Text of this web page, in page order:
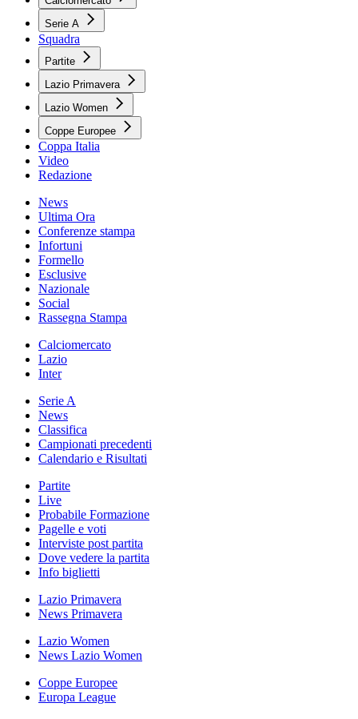
Serie A
Squadra
Partite
Lazio Primavera
Lazio Women
Coppe Europee
Coppa Italia
Video
Redazione
News
Ultima Ora
Conferenze stampa
Infortuni
Formello
Esclusive
Nazionale
Social
Rassegna Stampa
Calciomercato
Lazio
Inter
Serie A
News
Classifica
Campionati precedenti
Calendario e Risultati
Partite
Live
Probabile Formazione
Pagelle e voti
Interviste post partita
Dove vedere la partita
Info biglietti
Lazio Primavera
News Primavera
Lazio Women
News Lazio Women
Coppe Europee
Europa League